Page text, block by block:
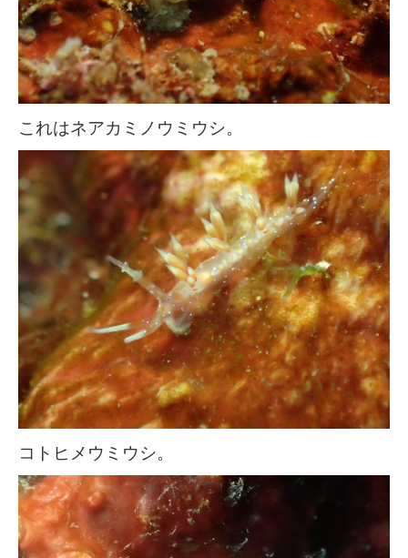
これはネアカミノウミウシ。
コトヒメウミウシ。